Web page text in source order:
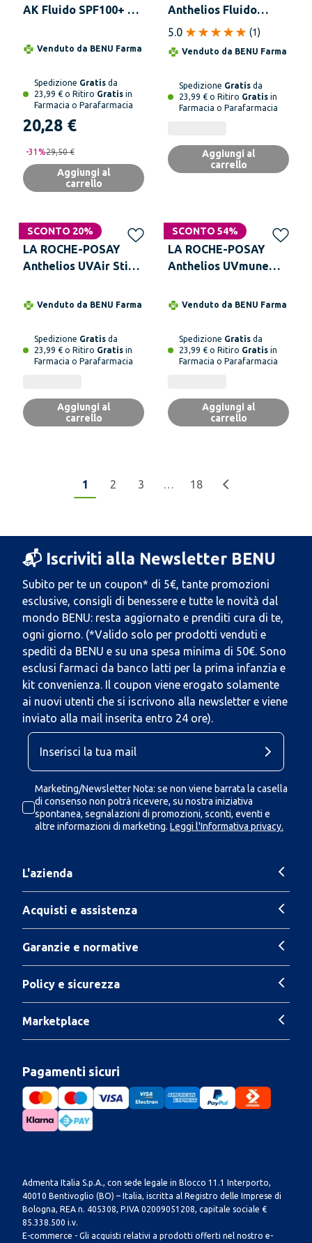
AK Fluido SPF100+ 50
Venduto da BENU Farma
Spedizione Gratis da
23,99 € o Ritiro Gratis in
Farmacia o Parafarmacia
20,28 €
-31 %29,50 €
Aggiungi al
carrello
Anthelios Fluido
SPF30 50 ml
5.0 (1)
Venduto da BENU Farma
Spedizione Gratis da
23,99 € o Ritiro Gratis in
Farmacia o Parafarmacia
Aggiungi al
carrello
SCONTO 20%
LA ROCHE-POSAY
Anthelios UVAir Stick
Venduto da BENU Farma
Spedizione Gratis da
23,99 € o Ritiro Gratis in
Farmacia o Parafarmacia
Aggiungi al
carrello
SCONTO 54%
LA ROCHE-POSAY
Anthelios UVmune
SPF50+ Colorato 50 ml
Venduto da BENU Farma
Spedizione Gratis da
23,99 € o Ritiro Gratis in
Farmacia o Parafarmacia
Aggiungi al
carrello
1 2 3 … 18
📬 Iscriviti alla Newsletter BENU
Subito per te un coupon* di 5€, tante promozioni
esclusive, consigli di benessere e tutte le novità dal
mondo BENU: resta aggiornato e prenditi cura di te,
ogni giorno. (*Valido solo per prodotti venduti e
spediti da BENU e su una spesa minima di 50€. Sono
esclusi farmaci da banco latti per la prima infanzia e
kit convenienza. Il coupon viene erogato solamente
ai nuovi utenti che si iscrivono alla newsletter e viene
inviato alla mail inserita entro 24 ore).
Marketing/Newsletter Nota: se non viene barrata la casella
di consenso non potrà ricevere, su nostra iniziativa
spontanea, segnalazioni di promozioni, sconti, eventi e
altre informazioni di marketing. Leggi l'Informativa privacy.
L'azienda
Acquisti e assistenza
Garanzie e normative
Policy e sicurezza
Marketplace
Pagamenti sicuri
Admenta Italia S.p.A., con sede legale in Blocco 11.1 Interporto,
40010 Bentivoglio (BO) – Italia, iscritta al Registro delle Imprese di
Bologna, REA n. 405308, P.IVA 02009051208, capitale sociale €
85.338.500 i.v.
E-commerce - Gli acquisti relativi a prodotti offerti nel nostro e-